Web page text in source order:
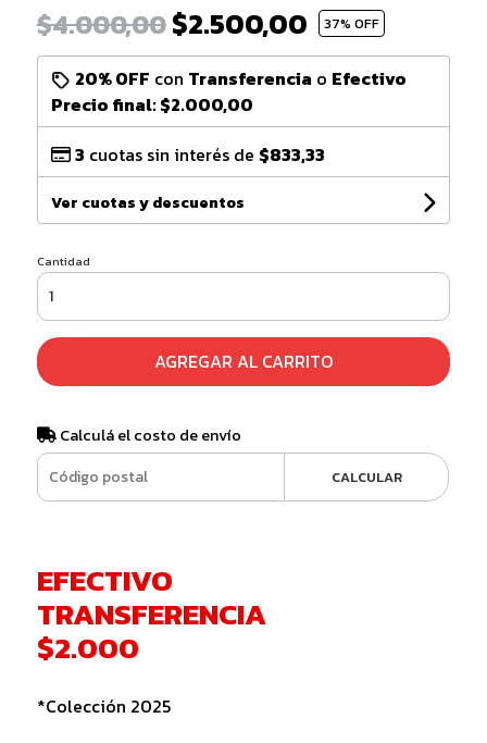
$4.000,00$2.500,00 37% OFF
20% OFF con Transferencia o Efectivo
Precio final:$2.000,00
3 cuotas sin interés de $833,33
Ver cuotas y descuentos
Cantidad
AGREGAR AL CARRITO
Calculá el costo de envío
CALCULAR
EFECTIVO
TRANSFERENCIA
$2.000
*Colección 2025